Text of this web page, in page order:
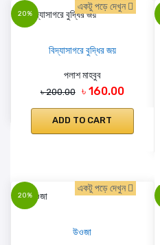
20%
একটু পড়ে দেখুন
বিদ্যাসাগরে বুদ্ধির জয়
পলাশ মাহবুব
৳ 200.00 ৳ 160.00
ADD TO CART
20%
একটু পড়ে দেখুন
উওজা